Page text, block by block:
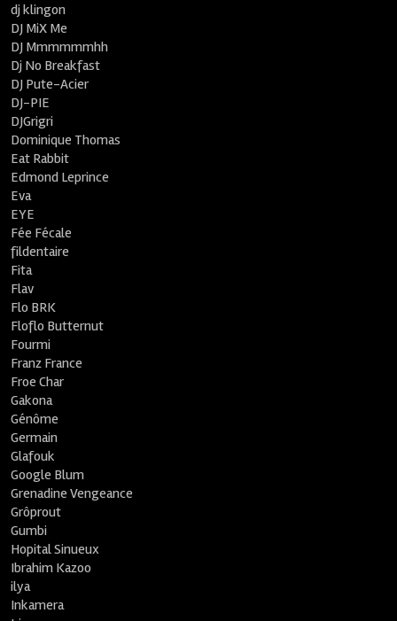
dj klingon
DJ MiX Me
DJ Mmmmmmhh
Dj No Breakfast
DJ Pute-Acier
DJ-PIE
DJGrigri
Dominique Thomas
Eat Rabbit
Edmond Leprince
Eva
EYE
Fée Fécale
fildentaire
Fita
Flav
Flo BRK
Floflo Butternut
Fourmi
Franz France
Froe Char
Gakona
Génôme
Germain
Glafouk
Google Blum
Grenadine Vengeance
Grôprout
Gumbi
Hopital Sinueux
Ibrahim Kazoo
ilya
Inkamera